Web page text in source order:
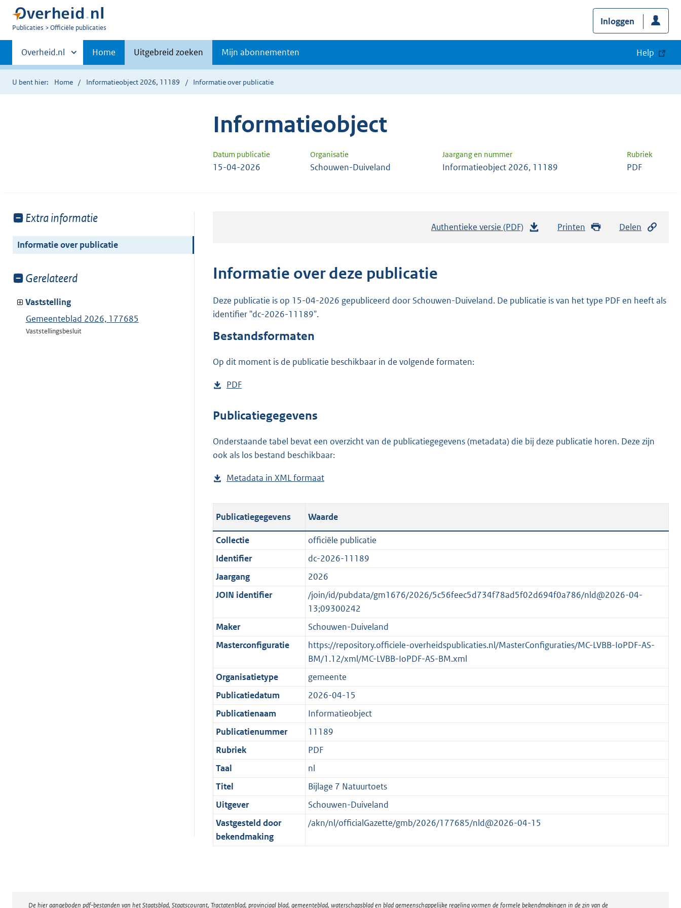
U
Publicaties Officiële publicaties
Inloggen
Primaire
navigatie
Andere
sites
binnen
Overheid.nl Home Uitgebreid zoeken Mijn abonnementen Help
U bent hier: Home Informatieobject 2026, 11189 Informatie over publicatie
Informatieobject
Datum publicatie Organisatie Jaargang en nummer Rubriek
15-04-2026 Schouwen-Duiveland Informatieobject 2026, 11189 PDF
Toon
van:
Extra informatie
Informatie over publicatie
Toon
van:
Gerelateerd
Vaststelling
Gemeenteblad 2026, 177685
Vaststellingsbesluit
Authentieke versie (PDF)
n
o
k
n
Printen Delen
Informatie over deze publicatie
Deze publicatie is op 15-04-2026 gepubliceerd door Schouwen-Duiveland. De publicatie is van het type PDF en heeft als
identifier "dc-2026-11189".
Bestandsformaten
Op dit moment is de publicatie beschikbaar in de volgende formaten:
D
w
l
o
d
b
l
i
c
a
t
e
i
n
o
r
m
a
a
t
PDF
s
a
n
s
o
o
t
t
e
:
n
e
e
n
d
Publicatiegegevens
Onderstaande tabel bevat een overzicht van de publicatiegegevens (metadata) die bij deze publicatie horen. Deze zijn
ook als los bestand beschikbaar:
Metadata in XML formaat
s
t
a
n
d
s
g
r
o
o
t
t
e
:
1
K
b
Publicatiegegevens Waarde
Collectie
officiële publicatie
Identifier
dc-2026-11189
Jaargang
2026
JOIN identifier
/join/id/pubdata/gm1676/2026/5c56feec5d734f78ad5f02d694f0a786/nld@2026-04-
13;09300242
Maker
Schouwen-Duiveland
Masterconfiguratie
https://repository.officiele-overheidspublicaties.nl/MasterConfiguraties/MC-LVBB-IoPDF-AS-
BM/1.12/xml/MC-LVBB-IoPDF-AS-BM.xml
Organisatietype
gemeente
Publicatiedatum
2026-04-15
Publicatienaam
Informatieobject
Publicatienummer
11189
Rubriek
PDF
Taal
nl
Titel
Bijlage 7 Natuurtoets
Uitgever
Schouwen-Duiveland
Vastgesteld door
bekendmaking
/akn/nl/officialGazette/gmb/2026/177685/nld@2026-04-15
De hier aangeboden pdf-bestanden van het Staatsblad, Staatscourant, Tractatenblad, provinciaal blad, gemeenteblad, waterschapsblad en blad gemeenschappelijke regeling vormen de formele bekendmakingen in de zin van de